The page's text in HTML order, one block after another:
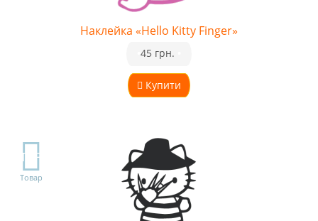
Наклейка «Hello Kitty Finger»
Купити
45 грн.
TOP
Товар